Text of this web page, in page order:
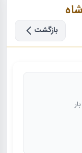
بازگشت